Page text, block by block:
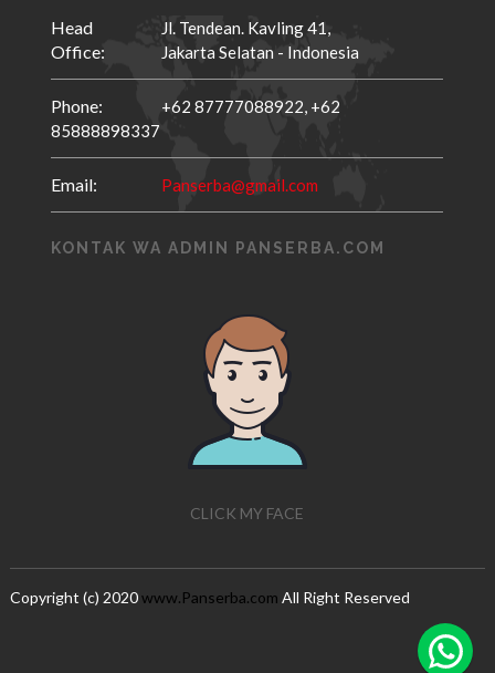
Head
Office:
Jl. Tendean. Kavling 41,
Jakarta Selatan - Indonesia
Phone: +62 87777088922, +62
85888898337
Email: Panserba@gmail.com
KONTAK WA ADMIN PANSERBA.COM
CLICK MY FACE
Copyright (c) 2020www.Panserba.com All Right Reserved